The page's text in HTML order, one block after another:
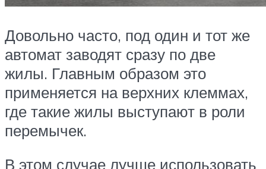
Довольно часто, под один и тот же
автомат заводят сразу по две
жилы. Главным образом это
применяется на верхних клеммах,
где такие жилы выступают в роли
перемычек.
В этом случае лучше использовать